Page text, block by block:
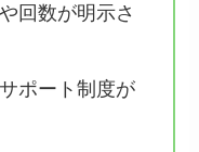
回数が明示さ
ポート制度が